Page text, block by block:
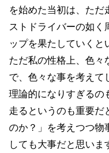
を始めた当初は、た
ストドライバーの如く
ップを果たしていくと
ただ私の性格上、色
で、色々な事を考えて
理論的になりすぎるの
走るというのも重要だ
のか？」を考えつつ物
しても大事だと思い